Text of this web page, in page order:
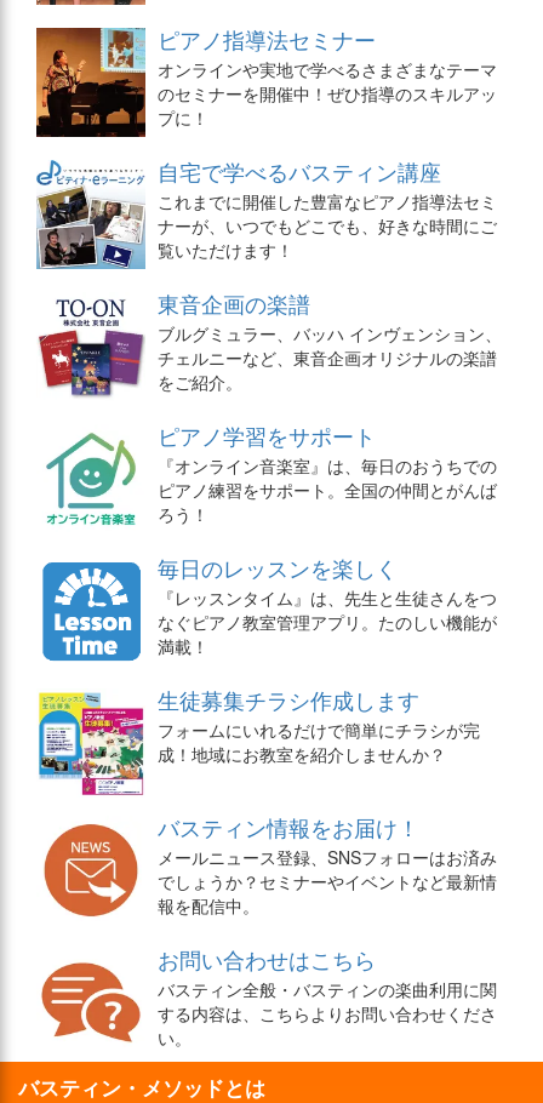
ピアノ指導法セミナー
オンラインや実地で学べるさまざまなテーマ
のセミナーを開催中！ぜひ指導のスキルアッ
プに！
自宅で学べるバスティン講座
これまでに開催した豊富なピアノ指導法セミ
ナーが、いつでもどこでも、好きな時間にご
覧いただけます！
東音企画の楽譜
ブルグミュラー、バッハ インヴェンション、
チェルニーなど、東音企画オリジナルの楽譜
をご紹介。
ピアノ学習をサポート
『オンライン音楽室』は、毎日のおうちでの
ピアノ練習をサポート。全国の仲間とがんば
ろう！
毎日のレッスンを楽しく
『レッスンタイム』は、先生と生徒さんをつ
なぐピアノ教室管理アプリ。たのしい機能が
満載！
生徒募集チラシ作成します
フォームにいれるだけで簡単にチラシが完
成！地域にお教室を紹介しませんか？
バスティン情報をお届け！
メールニュース登録、SNSフォローはお済み
でしょうか？セミナーやイベントなど最新情
報を配信中。
お問い合わせはこちら
バスティン全般・バスティンの楽曲利用に関
する内容は、こちらよりお問い合わせくださ
い。
バスティン・メソッドとは